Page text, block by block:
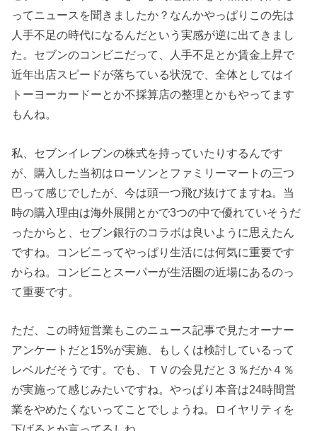
ってニュースを聞きましたか？なんかやっぱりこの先は
人手不足の時代になるんだという実感が逆に出てきまし
た。セブンのコンビニだって、人手不足とか賃金上昇で
近年出店スピードが落ちている状況で、全体としてはイ
トーヨーカードーとか不採算店の整理とかもやってます
もんね。
私、セブンイレブンの株式を持っていたりするんです
が、購入した当初はローソンとファミリーマートの三つ
巴って感じでしたが、今は頭一つ飛び抜けてますね。当
時の購入理由は海外展開とかで3つの中で優れていそうだ
ったからと、セブン銀行のコラボは良いように思えたん
ですね。コンビニってやっぱり生活には何気に重要です
からね。コンビニとスーパーが生活圏の近場にあるのっ
て重要です。
ただ、この時短営業もこのニュース記事で見たオーナー
アンケートだと15%が実施、もしくは検討しているって
レベルだそうです。でも、ＴＶの会見だと３％だか４％
が実施って感じみたいですね。やっぱり本音は24時間営
業をやめたくないってことでしょうね。ロイヤリティを